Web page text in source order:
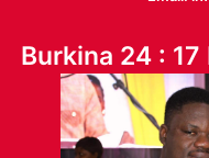
Burkina 24 :